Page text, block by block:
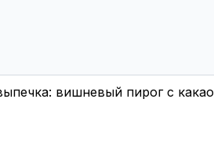
вишневый пирог с какао